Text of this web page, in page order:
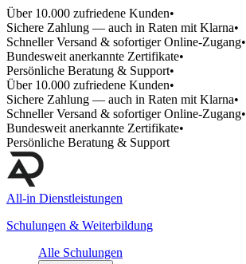
Über 10.000 zufriedene Kunden•
Sichere Zahlung — auch in Raten mit Klarna•
Schneller Versand & sofortiger Online-Zugang•
Bundesweit anerkannte Zertifikate•
Persönliche Beratung & Support•
Über 10.000 zufriedene Kunden•
Sichere Zahlung — auch in Raten mit Klarna•
Schneller Versand & sofortiger Online-Zugang•
Bundesweit anerkannte Zertifikate•
Persönliche Beratung & Support
All-in Dienstleistungen
Schulungen & Weiterbildung
Alle Schulungen